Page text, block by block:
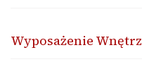
Wyposażenie Wnętrz